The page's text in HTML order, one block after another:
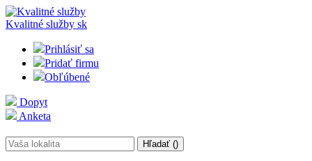
Kvalitné služby sk
Prihlásiť sa
Pridať firmu
Obľúbené
Dopyt
Anketa
Hľadať ()